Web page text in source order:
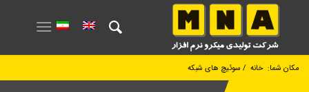
مکان شما: خانه / سوئیچ های شبکه